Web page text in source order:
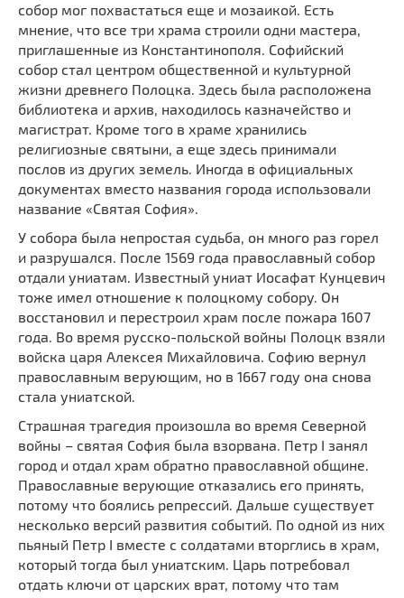
собор мог похвастаться еще и мозаикой. Есть
мнение, что все три храма строили одни мастера,
приглашенные из Константинополя. Софийский
собор стал центром общественной и культурной
жизни древнего Полоцка. Здесь была расположена
библиотека и архив, находилось казначейство и
магистрат. Кроме того в храме хранились
религиозные святыни, а еще здесь принимали
послов из других земель. Иногда в официальных
документах вместо названия города использовали
название «Святая София».
У собора была непростая судьба, он много раз горел
и разрушался. После 1569 года православный собор
отдали униатам. Известный униат Иосафат Кунцевич
тоже имел отношение к полоцкому собору. Он
восстановил и перестроил храм после пожара 1607
года. Во время русско-польской войны Полоцк взяли
войска царя Алексея Михайловича. Софию вернул
православным верующим, но в 1667 году она снова
стала униатской.
Страшная трагедия произошла во время Северной
войны – святая София была взорвана. Петр I занял
город и отдал храм обратно православной общине.
Православные верующие отказались его принять,
потому что боялись репрессий. Дальше существует
несколько версий развития событий. По одной из них
пьяный Петр I вместе с солдатами вторглись в храм,
который тогда был униатским. Царь потребовал
отдать ключи от царских врат, потому что там